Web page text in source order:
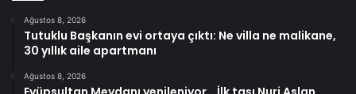
Ağustos 8, 2026
Tutuklu Başkanın evi ortaya çıktı: Ne villa ne malikane,
30 yıllık aile apartmanı
Ağustos 8, 2026